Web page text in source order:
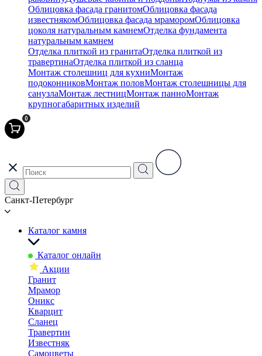
Облицовка фасада гранитомОблицовка фасада
известнякомОблицовка фасада мраморомОблицовка
цоколя натуральным камнемОтделка фундамента
натуральным камнем
Отделка плиткой из гранитаОтделка плиткой из
травертинаОтделка плиткой из сланца
Монтаж столешниц для кухниМонтаж
подоконниковМонтаж половМонтаж столешницы для
санузлаМонтаж лестницМонтаж панноМонтаж
крупногабаритных изделий
0
Санкт-Петербург
Каталог камня
Каталог онлайн
Акции
Гранит
Мрамор
Оникс
Кварцит
Сланец
Травертин
Известняк
Самоцветы